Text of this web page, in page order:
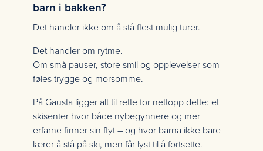
barn i bakken?
Det handler ikke om å stå flest mulig turer.
Det handler om rytme.
Om små pauser, store smil og opplevelser som
føles trygge og morsomme.
På Gausta ligger alt til rette for nettopp dette: et
skisenter hvor både nybegynnere og mer
erfarne finner sin flyt – og hvor barna ikke bare
lærer å stå på ski, men får lyst til å fortsette.